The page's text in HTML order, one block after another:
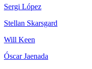
Sergi López
Stellan Skarsgard
Will Keen
Óscar Jaenada